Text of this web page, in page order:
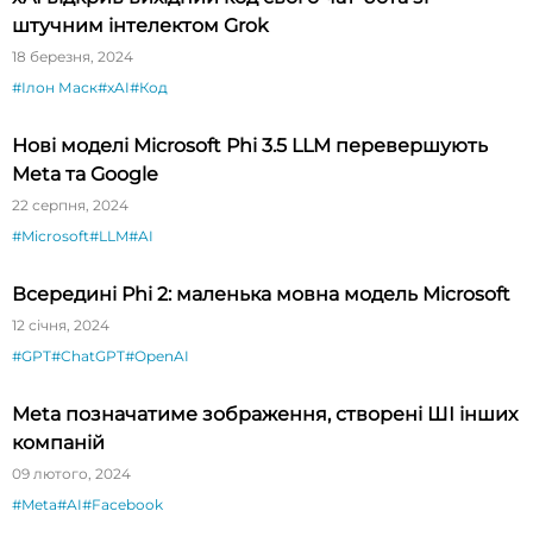
штучним інтелектом Grok
18 березня, 2024
#Ілон Маск#xAI#Код
Нові моделі Microsoft Phi 3.5 LLM перевершують
Meta та Google
22 серпня, 2024
#Microsoft#LLM#AI
Всередині Phi 2: маленька мовна модель Microsoft
12 січня, 2024
#GPT#ChatGPT#OpenAI
Meta позначатиме зображення, створені ШІ інших
компаній
09 лютого, 2024
#Meta#AI#Facebook